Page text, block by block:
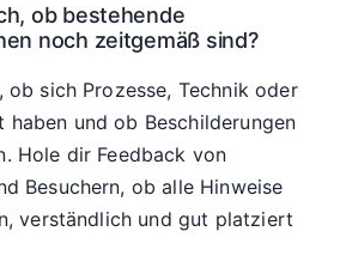
ob bestehende
noch zeitgemäß sind?
ob sich Prozesse, Technik oder
haben und ob Beschilderungen
Hole dir Feedback von
Besuchern, ob alle Hinweise
verständlich und gut platziert